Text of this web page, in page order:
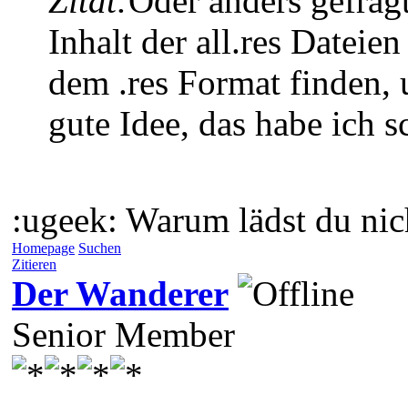
Inhalt der all.res
dem .res Format finden,
gute Idee, das habe ich
:ugeek: Warum lädst du
Homepage Suchen
Zitieren
Der Wanderer
Senior Member